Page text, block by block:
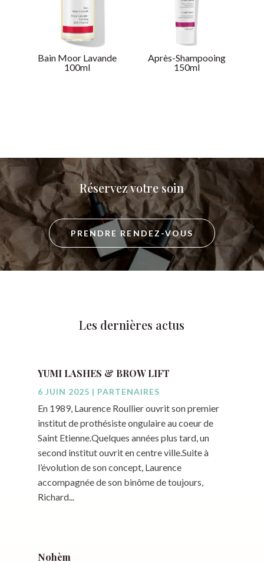
Bain Moor Lavande
100ml
Après-Shampooing
150ml
Réservez votre soin
PRENDRE RENDEZ-VOUS
Les dernières actus
YUMI LASHES & BROW LIFT
6 JUIN 2025 | PARTENAIRES
En 1989, Laurence Roullier ouvrit son premier
institut de prothésiste ongulaire au coeur de
Saint Etienne.Quelques années plus tard, un
second institut ouvrit en centre ville.Suite à
l’évolution de son concept, Laurence
accompagnée de son binôme de toujours,
Richard...
Nohèm